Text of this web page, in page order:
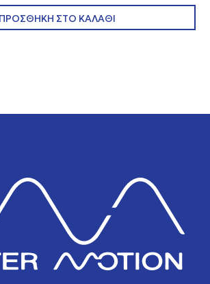
ΠΡΟΣΘΗΚΗ ΣΤΟ ΚΑΛΑΘΙ